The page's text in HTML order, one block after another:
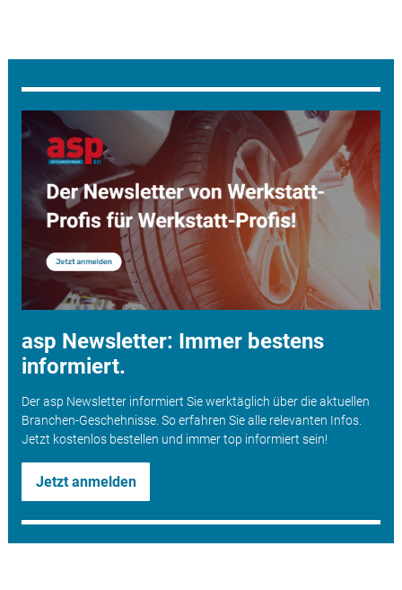
asp Newsletter: Immer bestens
informiert.
Der asp Newsletter informiert Sie werktäglich über die aktuellen
Branchen-Geschehnisse. So erfahren Sie alle relevanten Infos.
Jetzt kostenlos bestellen und immer top informiert sein!
Jetzt anmelden